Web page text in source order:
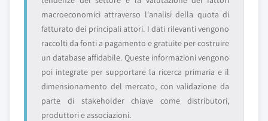
macroeconomici attraverso l'analisi della quota di
fatturato dei principali attori. I dati rilevanti vengono
raccolti da fonti a pagamento e gratuite per costruire
un database affidabile. Queste informazioni vengono
poi integrate per supportare la ricerca primaria e il
dimensionamento del mercato, con validazione da
parte di stakeholder chiave come distributori,
produttori e associazioni.